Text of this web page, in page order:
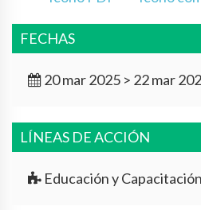
FECHAS
20 mar 2025 > 22 mar
LÍNEAS DE ACCIÓN
Educación y Capacitación